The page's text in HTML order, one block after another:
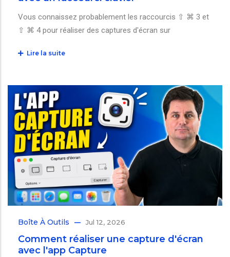
Vous connaissez probablement les raccourcis ⇧ ⌘ 3 et
⇧ ⌘ 4 pour réaliser des captures d'écran sur
Lire la suite
Boîte À Outils Jul 12, 2026
Comment réaliser une capture d'écran
avec l'app Capture